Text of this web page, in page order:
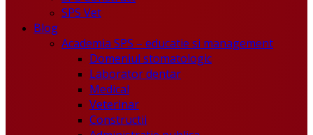
SPS Vet
Blog
Academia SPS – educatie si management
Domeniul stomatologic
Laborator dentar
Medical
Veterinar
Constructii